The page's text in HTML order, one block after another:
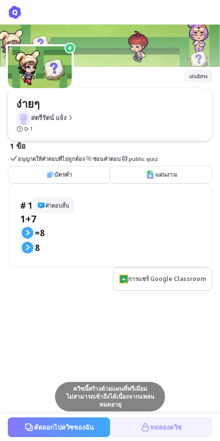
เล่นอิสระ
ง่ายๆ
สตรีรัตน์ แจ้ง
1
1 ข้อ
อนุญาตให้คำตอบที่ไม่ถูกต้อง ซ่อนคำตอบ public quiz
บัตรคำ แผ่นงาน
# 1 คำตอบสั้น
=8
8
การแชร์ Google Classroom
ควิซนี้สร้างด้วยแผนที่พรีเมียม
ไม่สามารถเข้าถึงได้เนื่องจากแพลน
หมดอายุ
คัดลอกไปควิซของฉัน ทดลองควิซ